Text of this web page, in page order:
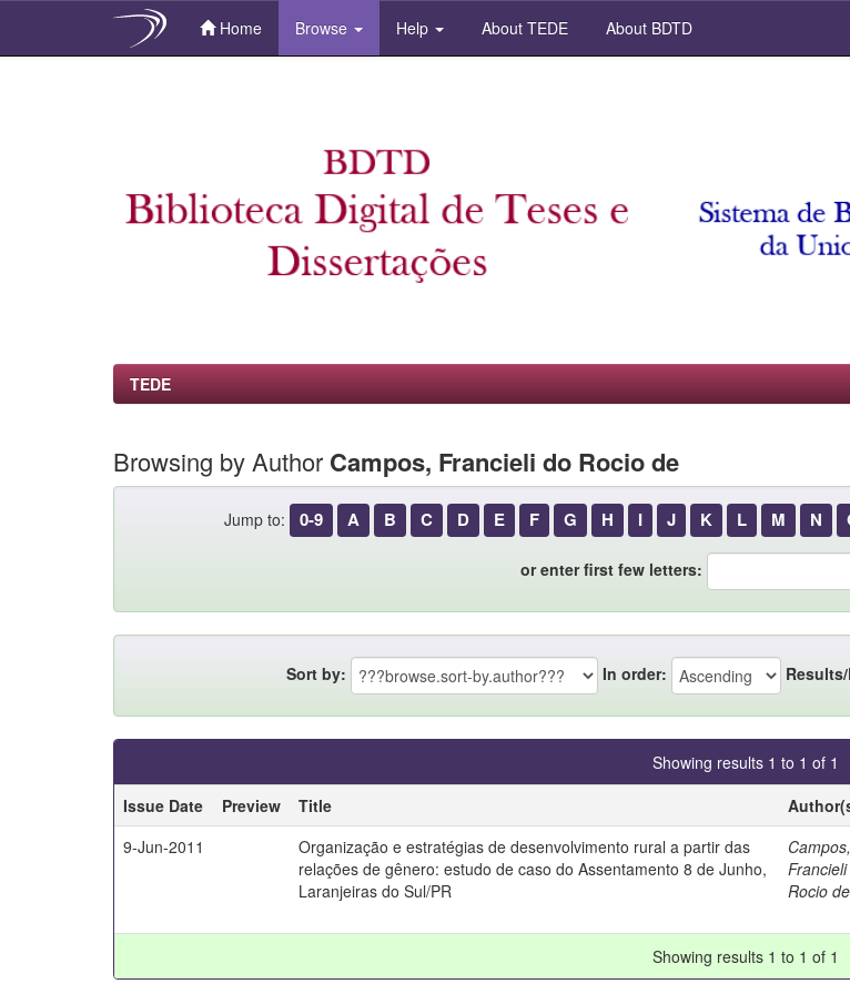
Home Browse Help About TEDE About BDTD
TEDE
Browsing by Author Campos, Francieli do Rocio de
Jump to: 0-9 A B C D E F G H I J K L M N
or enter first few letters:
Sort by: In order:
Showing results 1 to 1 of 1
Issue Date
Preview Title
9-Jun-2011
Organização e estratégias de desenvolvimento rural a partir das
relações de gênero: estudo de caso do Assentamento 8 de Junho,
Laranjeiras do Sul/PR
Campos,
Rocio de
Showing results 1 to 1 of 1